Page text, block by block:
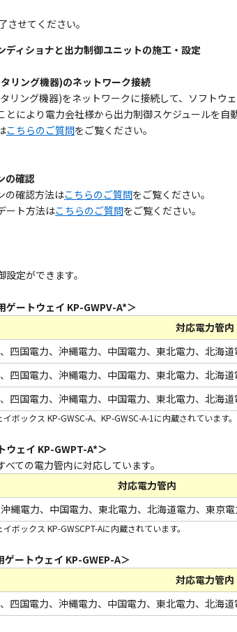
せてください。
ディショナと出力制御ユニットの施工・設定
リング機器)のネットワーク接続
リング機器)をネットワークに接続して、ソフトウ
とにより電力会社様から出力制御スケジュールを自
こちらのご質問をご覧ください。
の確認
の確認方法はこちらのご質問をご覧ください。
ート方法はこちらのご質問をご覧ください。
定ができます。
ゲートウェイ KP-GWPV-A*＞
対応電力管内
四国電力、沖縄電力、中国電力、東北電力、北海
四国電力、沖縄電力、中国電力、東北電力、北海
四国電力、沖縄電力、中国電力、東北電力、北海
ボックス KP-GWSC-A、KP-GWSC-A-1に内蔵されています。
ウェイ KP-GWPT-A*＞
ての電力管内に対応しています。
対応電力管内
縄電力、中国電力、東北電力、北海道電力、東京
ボックス KP-GWSCPT-Aに内蔵されています。
ートウェイ KP-GWEP-A＞
対応電力管内
四国電力、沖縄電力、中国電力、東北電力、北海